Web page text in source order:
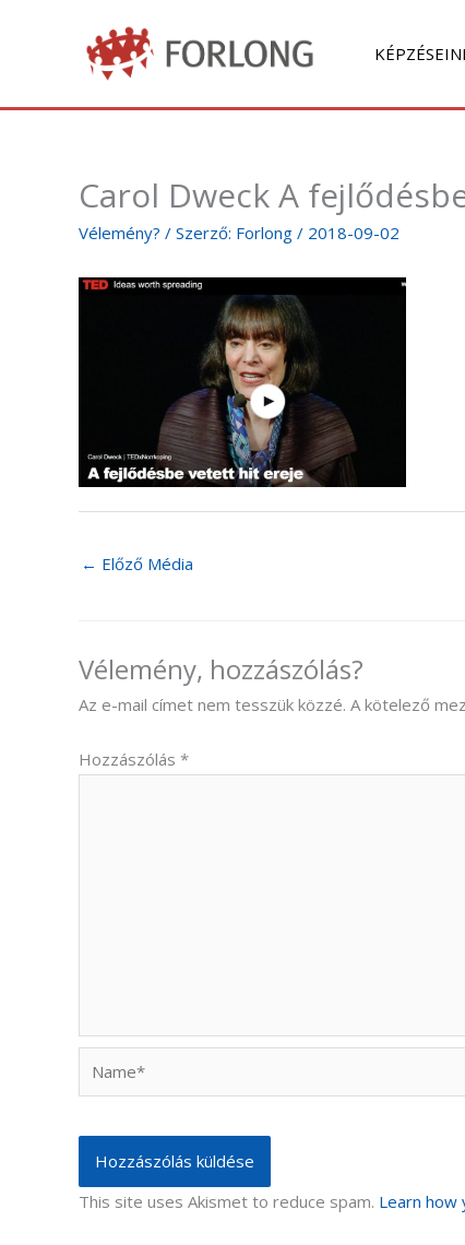
Carol Dweck A
Vélemény? / Szerző: Forlong / 2018-09-02
← Előző Média
Vélemény, hozzászólás?
Az e-mail címet nem tesszük közzé. A kötelező
Hozzászólás *
This site uses Akismet to reduce spam. Learn how